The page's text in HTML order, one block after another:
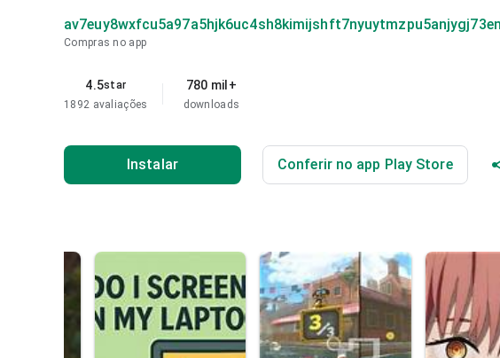
Compras no app
4.5star
1892 avaliações
780 mil+
downloads
Instalar Conferir no app Play Store